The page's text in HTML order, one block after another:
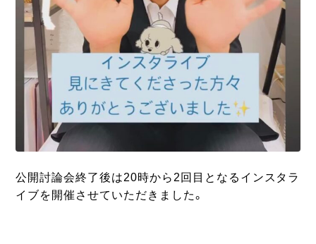
公開討論会終了後は20時から2回目となるインスタラ
イブを開催させていただきました。